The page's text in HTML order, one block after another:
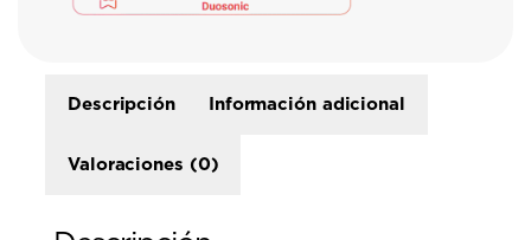
Descripción Información adicional
Valoraciones (0)